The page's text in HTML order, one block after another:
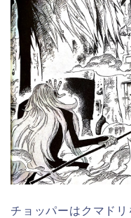
チョッパーはクマド